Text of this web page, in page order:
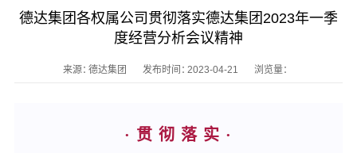
德达集团各权属公司贯彻落实德达集团2023年一季
度经营分析会议精神
来源：德达集团 发布时间：2023-04-21 浏览量：
· 贯 彻 落 实 ·